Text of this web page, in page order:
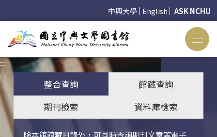
中興大學 English ASK NCHU
:::
整合查詢
館藏查詢
期刊檢索
資料庫檢索
除本館館藏目錄外，可同時查詢期刊文章等電子
關鍵字搜尋